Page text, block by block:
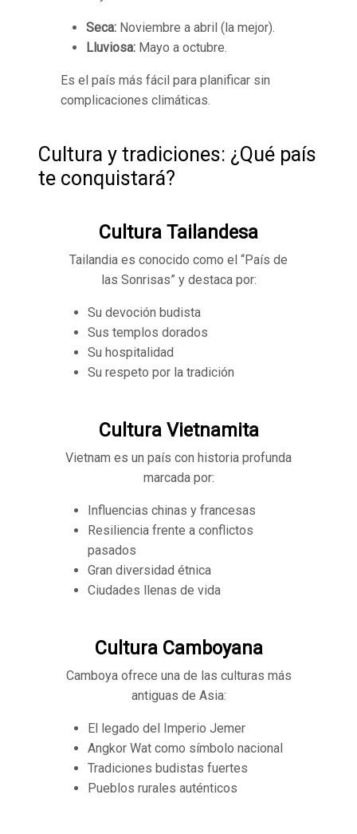
Seca: Noviembre a abril (la mejor).
Lluviosa: Mayo a octubre.
Es el país más fácil para planificar sin
complicaciones climáticas.
Cultura y tradiciones: ¿Qué país
te conquistará?
Cultura Tailandesa
Tailandia es conocido como el “País de
las Sonrisas” y destaca por:
Su devoción budista
Sus templos dorados
Su hospitalidad
Su respeto por la tradición
Cultura Vietnamita
Vietnam es un país con historia profunda
marcada por:
Influencias chinas y francesas
Resiliencia frente a conflictos
pasados
Gran diversidad étnica
Ciudades llenas de vida
Cultura Camboyana
Camboya ofrece una de las culturas más
antiguas de Asia:
El legado del Imperio Jemer
Angkor Wat como símbolo nacional
Tradiciones budistas fuertes
Pueblos rurales auténticos